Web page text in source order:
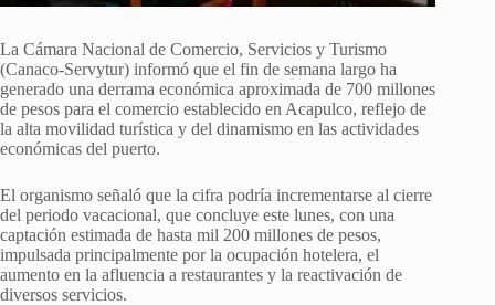
La Cámara Nacional de Comercio, Servicios y Turismo
(Canaco-Servytur) informó que el fin de semana largo ha
generado una derrama económica aproximada de 700 millones
de pesos para el comercio establecido en Acapulco, reflejo de
la alta movilidad turística y del dinamismo en las actividades
económicas del puerto.
El organismo señaló que la cifra podría incrementarse al cierre
del periodo vacacional, que concluye este lunes, con una
captación estimada de hasta mil 200 millones de pesos,
impulsada principalmente por la ocupación hotelera, el
aumento en la afluencia a restaurantes y la reactivación de
diversos servicios.